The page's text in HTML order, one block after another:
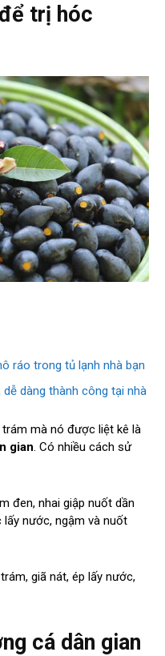
trị hóc
ráo trong tủ lạnh nhà bạn
dàng thành công tại nhà
mà nó được liệt kê là
gian. Có nhiều cách sử
đen, nhai giập nuốt dần
nước, ngậm và nuốt
giã nát, ép lấy nước,
cá dân gian